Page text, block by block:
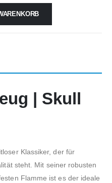
| Skull
Klassiker, der für
steht. Mit seiner robusten
Flamme ist es der ideale